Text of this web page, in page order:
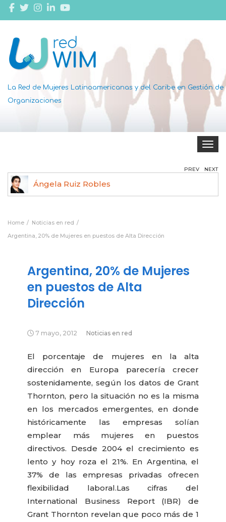
La Red de Mujeres Latinoamericanas y del Caribe en Gestión de
Organizaciones
Toggle
Ángela Ruiz Robles
PREV NEXT
Home
Noticias en red
Argentina, 20% de Mujeres en puestos de Alta Dirección
Argentina, 20% de Mujeres
en puestos de Alta
Dirección
7 mayo, 2012 Noticias en red
El porcentaje de mujeres en la alta
dirección en Europa parecería crecer
sostenidamente, según los datos de Grant
Thornton, pero la situación no es la misma
en los mercados emergentes, en donde
históricamente las empresas solían
emplear más mujeres en puestos
directivos. Desde 2004 el crecimiento es
lento y hoy roza el 21%. En Argentina, el
37% de las empresas privadas ofrecen
flexibilidad laboral.Las cifras del
International Business Report (IBR) de
Grant Thornton revelan que poco más de 1